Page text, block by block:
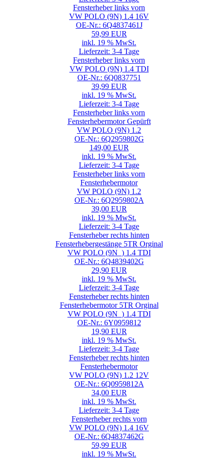
Fensterheber links vorn
VW POLO (9N) 1.4 16V
OE-Nr.: 6Q4837461J
59,99 EUR
inkl. 19 % MwSt.
Lieferzeit: 3-4 Tage
Fensterheber links vorn
VW POLO (9N) 1.4 TDI
OE-Nr.: 6Q0837751
39,99 EUR
inkl. 19 % MwSt.
Lieferzeit: 3-4 Tage
Fensterheber links vorn
Fensterhebermotor Gepürft
VW POLO (9N) 1.2
OE-Nr.: 6Q2959802G
149,00 EUR
inkl. 19 % MwSt.
Lieferzeit: 3-4 Tage
Fensterheber links vorn
Fensterhebermotor
VW POLO (9N) 1.2
OE-Nr.: 6Q2959802A
39,00 EUR
inkl. 19 % MwSt.
Lieferzeit: 3-4 Tage
Fensterheber rechts hinten
Fensterhebergestänge 5TR Orginal
VW POLO (9N_) 1.4 TDI
OE-Nr.: 6Q4839402G
29,90 EUR
inkl. 19 % MwSt.
Lieferzeit: 3-4 Tage
Fensterheber rechts hinten
Fensterhebermotor 5TR Orginal
VW POLO (9N_) 1.4 TDI
OE-Nr.: 6Y0959812
19,90 EUR
inkl. 19 % MwSt.
Lieferzeit: 3-4 Tage
Fensterheber rechts hinten
Fensterhebermotor
VW POLO (9N) 1.2 12V
OE-Nr.: 6Q0959812A
34,00 EUR
inkl. 19 % MwSt.
Lieferzeit: 3-4 Tage
Fensterheber rechts vorn
VW POLO (9N) 1.4 16V
OE-Nr.: 6Q4837462G
59,99 EUR
inkl. 19 % MwSt.